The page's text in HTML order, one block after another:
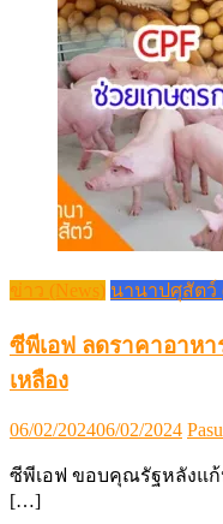
ข่าว (News) นานาปศุสัตว์
ซีพีเอฟ ลดราคาอาห
เหลือง
Posted
06/02/202406/02/2024
ซีพีเอฟ ขอบคุณรัฐหลังแ
[…]